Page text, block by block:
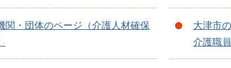
関・団体のページ（介護人材確保
大津市
介護職